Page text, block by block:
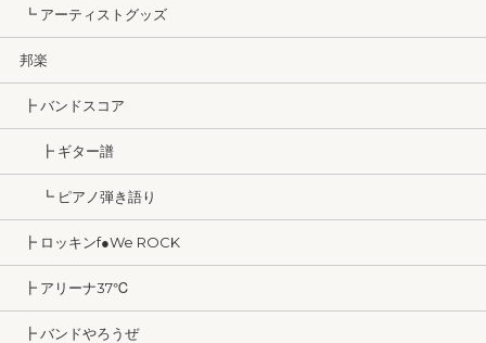
┗ アーティストグッズ
邦楽
┣ バンドスコア
┣ ギター譜
┗ ピアノ弾き語り
┣ ロッキンf●We ROCK
┣ アリーナ37℃
┣ バンドやろうぜ